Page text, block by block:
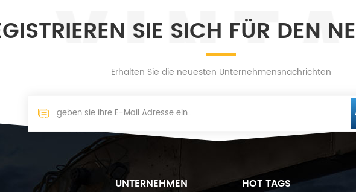
SIE SICH FÜR DEN
Erhalten Sie die neuesten Unternehmensnachrichten
UNTERNEHMEN HOT TAGS